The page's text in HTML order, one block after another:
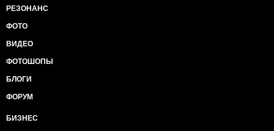
РЕЗОНАНС
ФОТО
ВИДЕО
ФОТОШОПЫ
БЛОГИ
ФОРУМ
БИЗНЕС